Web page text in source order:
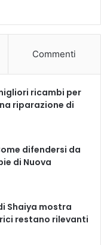
Commenti
ricambi per
riparazione di
difendersi da
di Nuova
Shaiya mostra
restano rilevanti